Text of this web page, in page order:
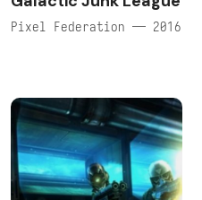
Pixel Federation — 2016